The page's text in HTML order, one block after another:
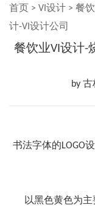
首页 > VI设计 > 餐
计-VI设计公司
餐饮业VI设计-
by
书法字体的LOGO
以黑色黄色为主